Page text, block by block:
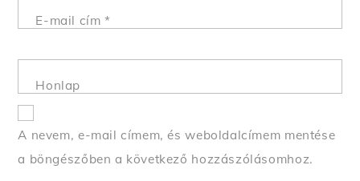
E-mail cím*
Honlap
A nevem, e-mail címem, és weboldalcímem mentése
a böngészőben a következő hozzászólásomhoz.